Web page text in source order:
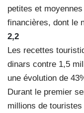
petites et
financières, dont le
2,2
Les recettes
dinars contre 1,5
une évolution de
Durant le premier
millions de